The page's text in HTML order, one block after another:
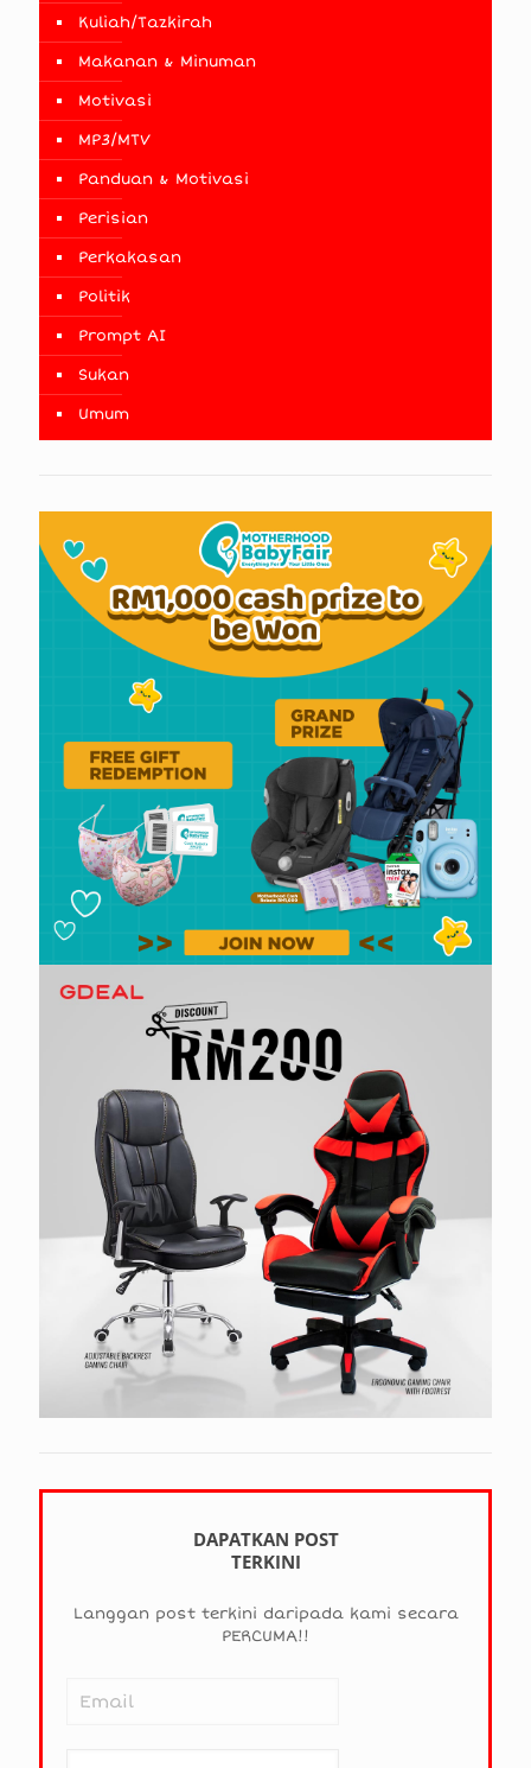
Kuliah/Tazkirah
Makanan & Minuman
Motivasi
MP3/MTV
Panduan & Motivasi
Perisian
Perkakasan
Politik
Prompt AI
Sukan
Umum
DAPATKAN POST
TERKINI
Langgan post terkini daripada kami secara
PERCUMA!!